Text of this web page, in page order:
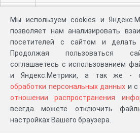
100
сотрудников за 1-е
полугодие 1921 года
год)
101
Переписка с
уездной милицией о
оружия. Списки
состава районов и
населенных пунктов
Мы используем cookies и
позволяет нам анализировать
посетителей с сайтом и делать
Продолжая пользоваться
соглашаетесь с использованием
и Яндекс.Метрики, а так же -
обработки персональных данных и с
отношении распространения
всегда можете отключить
настройках Вашего браузера.